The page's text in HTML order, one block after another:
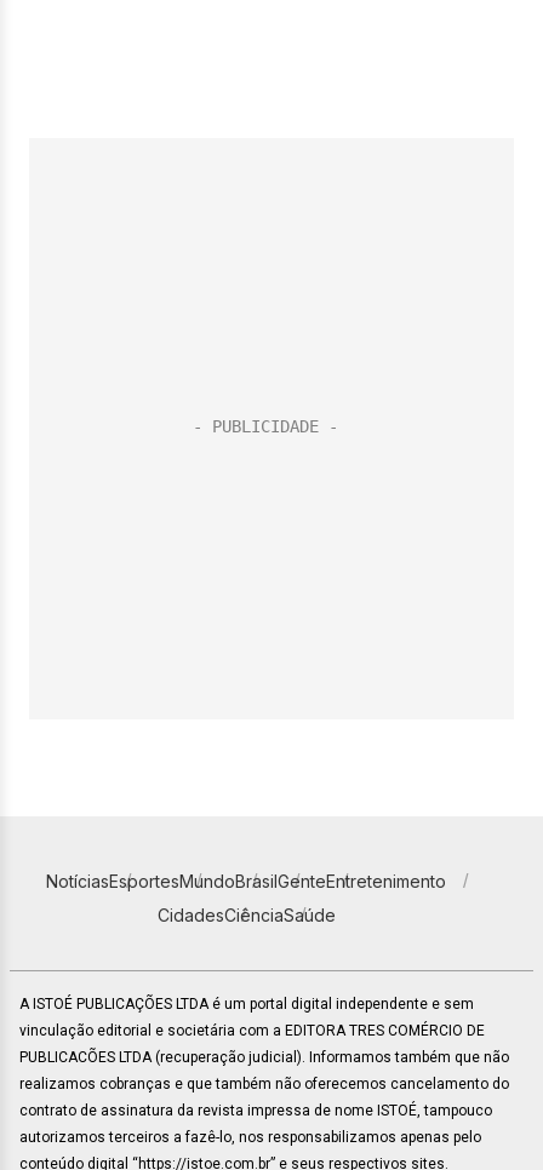
NotíciasEsportesMundoBrasilGenteEntretenimento
CidadesCiênciaSaúde
A ISTOÉ PUBLICAÇÕES LTDA é um portal digital independente e sem
vinculação editorial e societária com a EDITORA TRES COMÉRCIO DE
PUBLICACÕES LTDA (recuperação judicial). Informamos também que não
realizamos cobranças e que também não oferecemos cancelamento do
contrato de assinatura da revista impressa de nome ISTOÉ, tampouco
autorizamos terceiros a fazê-lo, nos responsabilizamos apenas pelo
conteúdo digital “https://istoe.com.br” e seus respectivos sites.